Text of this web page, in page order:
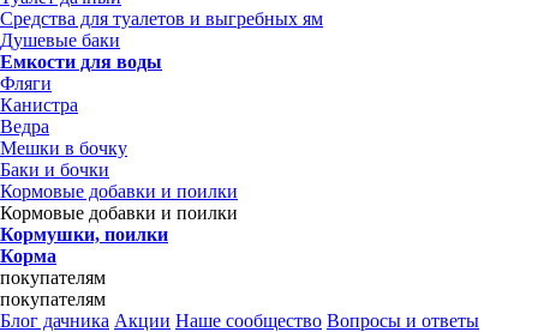
Средства для туалетов и выгребных ям
Душевые баки
Емкости для воды
Фляги
Канистра
Ведра
Мешки в бочку
Баки и бочки
Кормовые добавки и поилки
Кормовые добавки и поилки
Кормушки, поилки
Корма
покупателям
покупателям
Блог дачника Акции Наше сообщество Вопросы и ответы